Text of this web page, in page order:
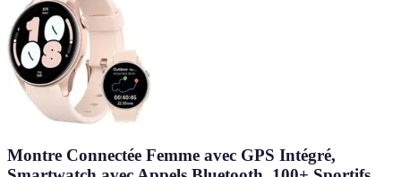
Montre Connectée Femme avec GPS Intégré,